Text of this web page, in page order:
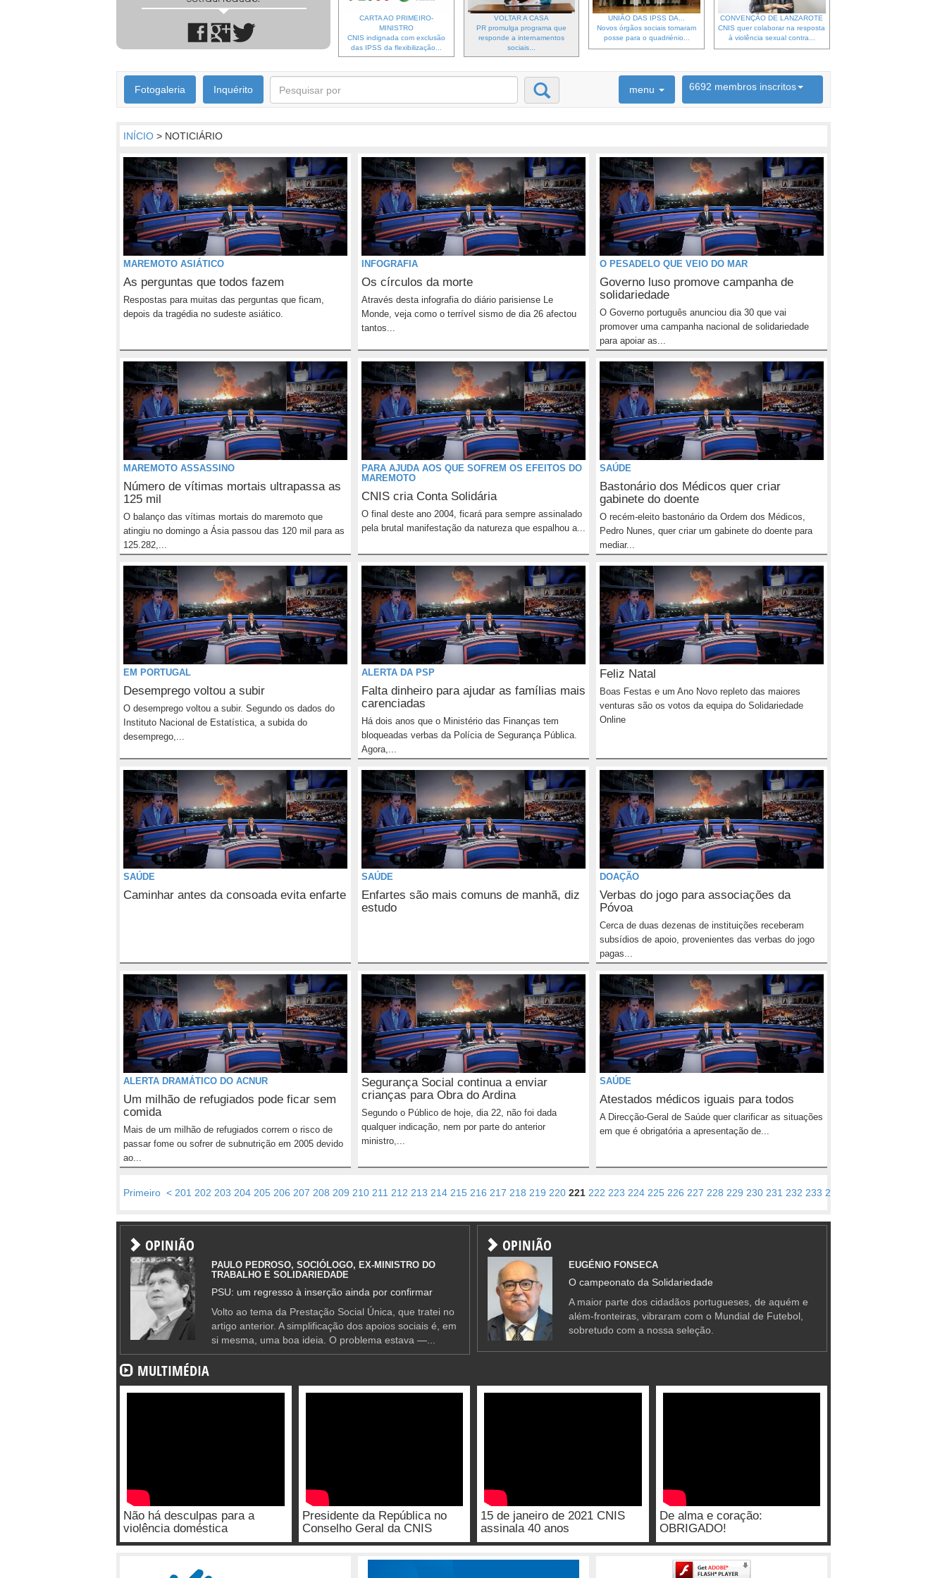
CARTA AO PRIMEIRO-
MINISTRO
CNIS indignada com exclusão
das IPSS da flexibilização...
VOLTAR A CASA
PR promulga programa que
responde a internamentos
sociais...
UNIÃO DAS IPSS DA...
Novos órgãos sociais tomaram
posse para o quadriénio...
CONVENÇÃO DE LANZAROTE
CNIS quer colaborar na resposta
à violência sexual contra...
Fotogaleria Inquérito menu 6692 membros inscritos
INÍCIO > NOTICIÁRIO
MAREMOTO ASIÁTICO
As perguntas que todos fazem
Respostas para muitas das perguntas que ficam,
depois da tragédia no sudeste asiático.
INFOGRAFIA
Os círculos da morte
Através desta infografia do diário parisiense Le
Monde, veja como o terrível sismo de dia 26 afectou
tantos...
O PESADELO QUE VEIO DO MAR
Governo luso promove campanha de
solidariedade
O Governo português anunciou dia 30 que vai
promover uma campanha nacional de solidariedade
para apoiar as...
MAREMOTO ASSASSINO
Número de vítimas mortais ultrapassa as
125 mil
O balanço das vítimas mortais do maremoto que
atingiu no domingo a Ásia passou das 120 mil para as
125.282,...
PARA AJUDA AOS QUE SOFREM OS EFEITOS DO
MAREMOTO
CNIS cria Conta Solidária
O final deste ano 2004, ficará para sempre assinalado
pela brutal manifestação da natureza que espalhou a...
SAÚDE
Bastonário dos Médicos quer criar
gabinete do doente
O recém-eleito bastonário da Ordem dos Médicos,
Pedro Nunes, quer criar um gabinete do doente para
mediar...
EM PORTUGAL
Desemprego voltou a subir
O desemprego voltou a subir. Segundo os dados do
Instituto Nacional de Estatística, a subida do
desemprego,...
ALERTA DA PSP
Falta dinheiro para ajudar as famílias mais
carenciadas
Há dois anos que o Ministério das Finanças tem
bloqueadas verbas da Polícia de Segurança Pública.
Agora,...
Feliz Natal
Boas Festas e um Ano Novo repleto das maiores
venturas são os votos da equipa do Solidariedade
Online
SAÚDE
Caminhar antes da consoada evita enfarte
SAÚDE
Enfartes são mais comuns de manhã, diz
estudo
DOAÇÃO
Verbas do jogo para associações da
Póvoa
Cerca de duas dezenas de instituições receberam
subsídios de apoio, provenientes das verbas do jogo
pagas...
ALERTA DRAMÁTICO DO ACNUR
Um milhão de refugiados pode ficar sem
comida
Mais de um milhão de refugiados correm o risco de
passar fome ou sofrer de subnutrição em 2005 devido
ao...
Segurança Social continua a enviar
crianças para Obra do Ardina
Segundo o Público de hoje, dia 22, não foi dada
qualquer indicação, nem por parte do anterior
ministro,...
SAÚDE
Atestados médicos iguais para todos
A Direcção-Geral de Saúde quer clarificar as situações
em que é obrigatória a apresentação de...
Primeiro < 201 202 203 204 205 206 207 208 209 210 211 212 213 214 215 216 217 218 219 220 221 222 223 224 225 226 227 228 229 230 231 232 233 234
OPINIÃO
PAULO PEDROSO, SOCIÓLOGO, EX-MINISTRO DO
TRABALHO E SOLIDARIEDADE
PSU: um regresso à inserção ainda por confirmar
Volto ao tema da Prestação Social Única, que tratei no
artigo anterior. A simplificação dos apoios sociais é, em
si mesma, uma boa ideia. O problema estava —...
OPINIÃO
EUGÉNIO FONSECA
O campeonato da Solidariedade
A maior parte dos cidadãos portugueses, de aquém e
além-fronteiras, vibraram com o Mundial de Futebol,
sobretudo com a nossa seleção.
MULTIMÉDIA
Não há desculpas para a
violência doméstica
Presidente da República no
Conselho Geral da CNIS
15 de janeiro de 2021 CNIS
assinala 40 anos
De alma e coração:
OBRIGADO!